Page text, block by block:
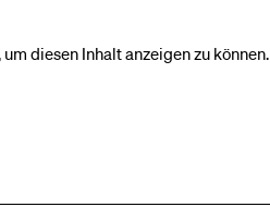
diesen Inhalt anzeigen zu können.